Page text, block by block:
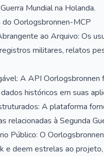
Mundial na Holanda.
do Oorlogsbronnen-MCP
ao Arquivo: Os
militares, relatos
A API Oorlogsbronnen
históricos em suas
A plataforma
relacionadas à Segunda
Público: O
e deem estrelas ao